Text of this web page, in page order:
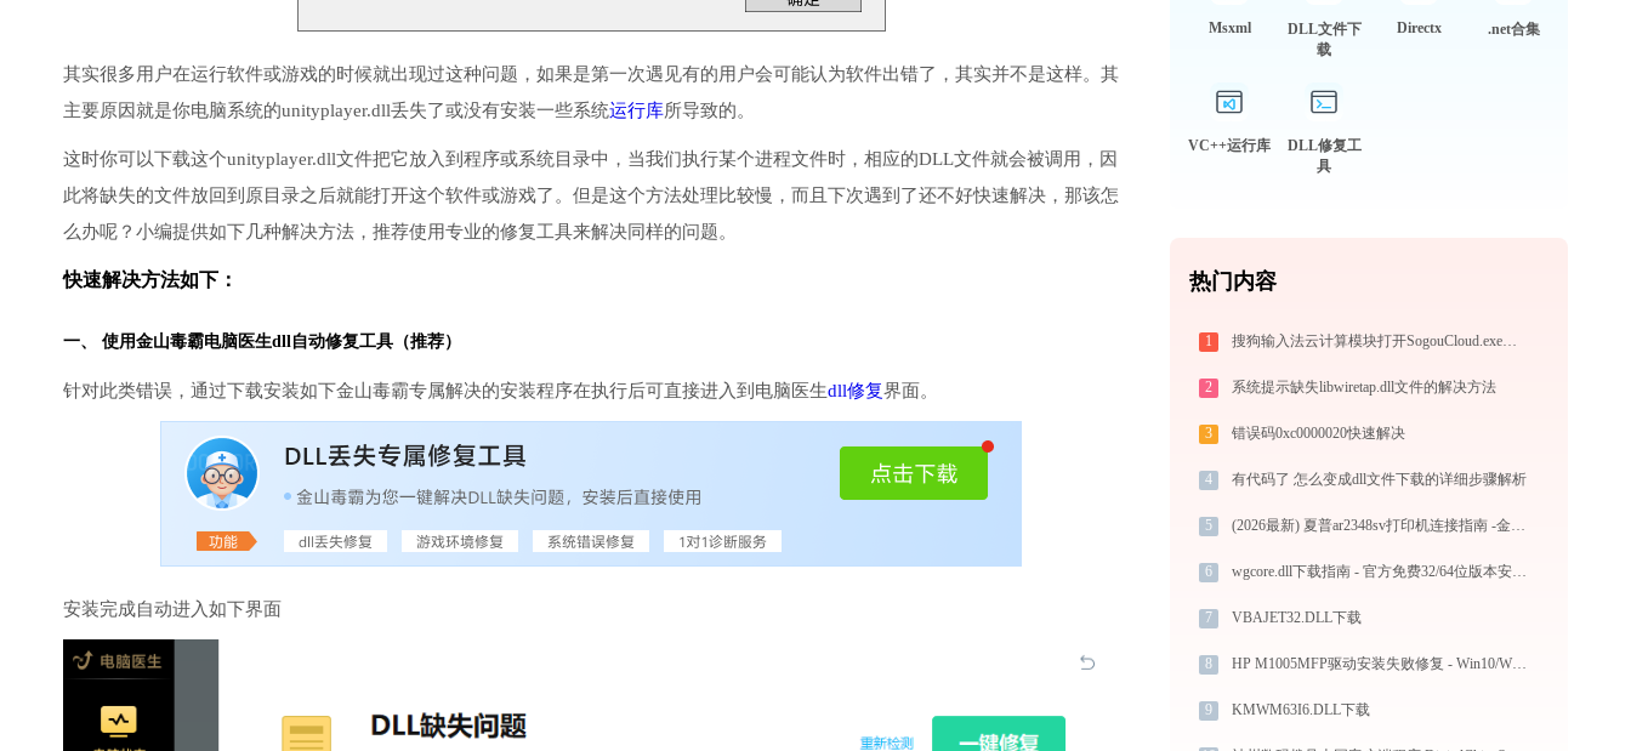
其实很多用户在运行软件或游戏的时候就出现过这种问题，如果是第一次遇见有的用户会可能认为软件出错了，其实并不是这样。其
主要原因就是你电脑系统的unityplayer.dll丢失了或没有安装一些系统运行库所导致的。
这时你可以下载这个unityplayer.dll文件把它放入到程序或系统目录中，当我们执行某个进程文件时，相应的DLL文件就会被调用，因
此将缺失的文件放回到原目录之后就能打开这个软件或游戏了。但是这个方法处理比较慢，而且下次遇到了还不好快速解决，那该怎
么办呢？小编提供如下几种解决方法，推荐使用专业的修复工具来解决同样的问题。
快速解决方法如下：
一、 使用金山毒霸电脑医生dll自动修复工具（推荐）
针对此类错误，通过下载安装如下金山毒霸专属解决的安装程序在执行后可直接进入到电脑医生dll修复界面。
安装完成自动进入如下界面
Msxml
DLL文件下
载
Directx .net合集
VC++运行库
DLL修复工
具
热门内容
1 搜狗输入法云计算模块打开SogouCloud.exe提示0xc0000006错误码怎么办
2 系统提示缺失libwiretap.dll文件的解决方法
3 错误码0xc0000020快速解决
4 有代码了 怎么变成dll文件下载的详细步骤解析
5 (2026最新) 夏普ar2348sv打印机连接指南 -金山毒霸
6 wgcore.dll下载指南 - 官方免费32/64位版本安全获取与安装教程
7 VBAJET32.DLL下载
8 HP M1005MFP驱动安装失败修复 - Win10/Win11扫描异常与硬件检测问题解决
9 KMWM63I6.DLL下载